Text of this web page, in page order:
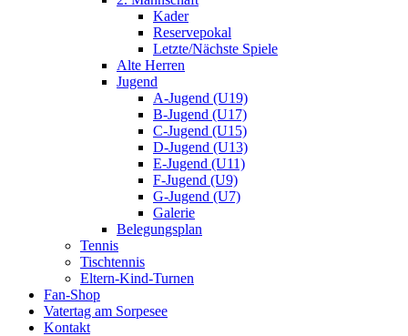
Kader
Reservepokal
Letzte/Nächste Spiele
Alte Herren
Jugend
A-Jugend (U19)
B-Jugend (U17)
C-Jugend (U15)
D-Jugend (U13)
E-Jugend (U11)
F-Jugend (U9)
G-Jugend (U7)
Galerie
Belegungsplan
Tennis
Tischtennis
Eltern-Kind-Turnen
Fan-Shop
Vatertag am Sorpesee
Kontakt